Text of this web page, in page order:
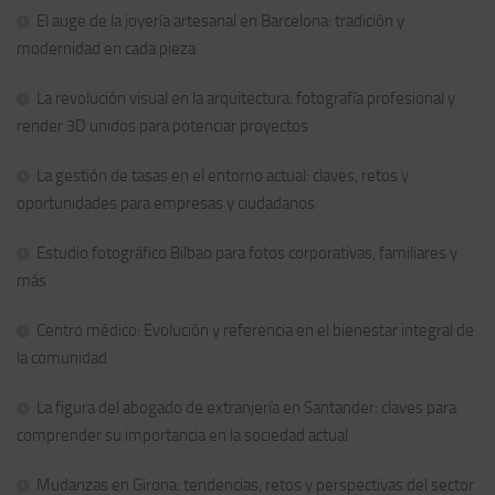
El auge de la joyería artesanal en Barcelona: tradición y
modernidad en cada pieza
La revolución visual en la arquitectura: fotografía profesional y
render 3D unidos para potenciar proyectos
La gestión de tasas en el entorno actual: claves, retos y
oportunidades para empresas y ciudadanos
Estudio fotográfico Bilbao para fotos corporativas, familiares y
más
Centro médico: Evolución y referencia en el bienestar integral de
la comunidad
La figura del abogado de extranjería en Santander: claves para
comprender su importancia en la sociedad actual
Mudanzas en Girona: tendencias, retos y perspectivas del sector